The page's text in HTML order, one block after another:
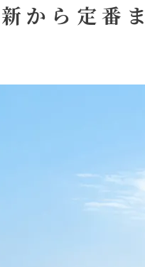
から定番